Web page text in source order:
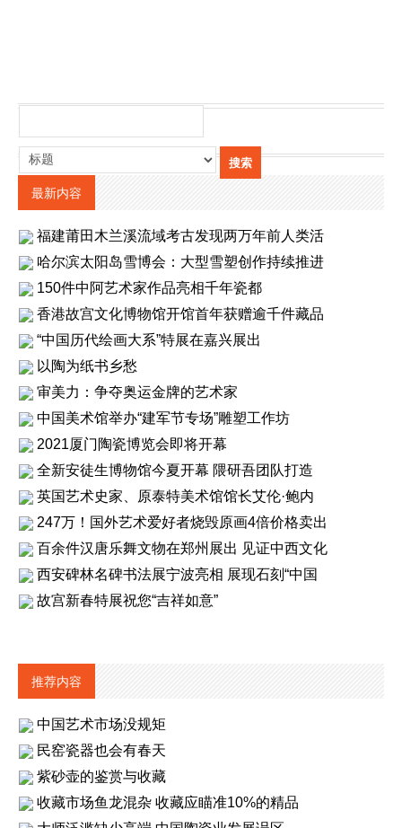
最新内容
福建莆田木兰溪流域考古发现两万年前人类活
哈尔滨太阳岛雪博会：大型雪塑创作持续推进
150件中阿艺术家作品亮相千年瓷都
香港故宫文化博物馆开馆首年获赠逾千件藏品
“中国历代绘画大系”特展在嘉兴展出
以陶为纸书乡愁
审美力：争夺奥运金牌的艺术家
中国美术馆举办“建军节专场”雕塑工作坊
2021厦门陶瓷博览会即将开幕
全新安徒生博物馆今夏开幕 隈研吾团队打造
英国艺术史家、原泰特美术馆馆长艾伦·鲍内
247万！国外艺术爱好者烧毁原画4倍价格卖出
百余件汉唐乐舞文物在郑州展出 见证中西文化
西安碑林名碑书法展宁波亮相 展现石刻“中国
故宫新春特展祝您“吉祥如意”
推荐内容
中国艺术市场没规矩
民窑瓷器也会有春天
紫砂壶的鉴赏与收藏
收藏市场鱼龙混杂 收藏应瞄准10%的精品